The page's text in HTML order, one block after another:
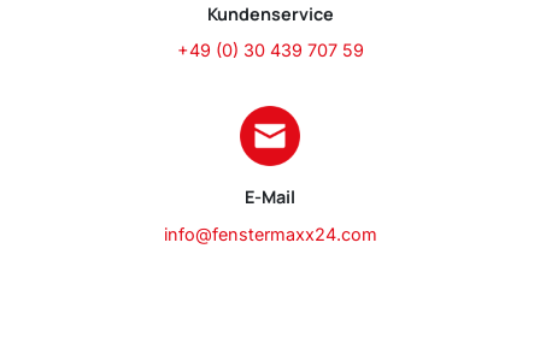
Kundenservice
+49 (0) 30 439 707 59
E-Mail
info@fenstermaxx24.com